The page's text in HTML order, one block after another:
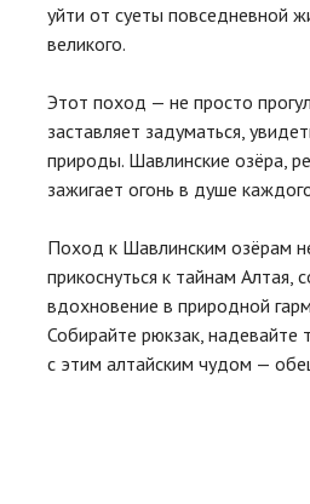
уйти от суеты повседневной
великого.
Этот поход — не просто
заставляет задуматься,
природы. Шавлинские озёра,
зажигает огонь в душе
Поход к Шавлинским озёрам
прикоснуться к тайнам Алтая,
вдохновение в природной
Собирайте рюкзак, надевайте
с этим алтайским чудом —